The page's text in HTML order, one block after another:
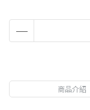
商品介紹